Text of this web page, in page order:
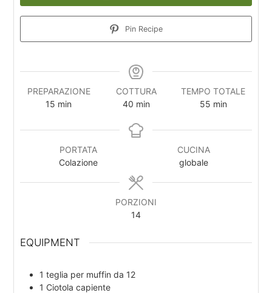
Pin Recipe
PREPARAZIONE
15 min
COTTURA
40 min
TEMPO TOTALE
55 min
PORTATA
Colazione
CUCINA
globale
PORZIONI
14
EQUIPMENT
1 teglia per muffinda 12
1 Ciotolacapiente